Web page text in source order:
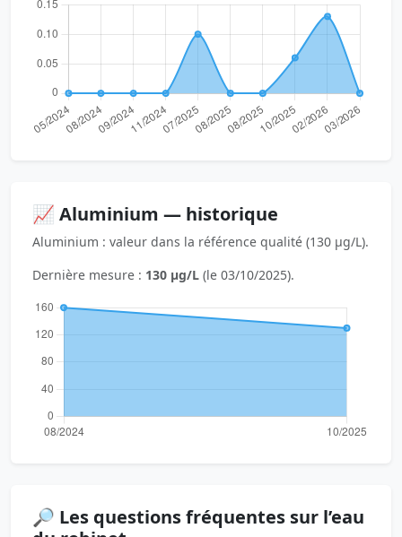
📈 Aluminium — historique
Aluminium : valeur dans la référence qualité (130 µg/L).
Dernière mesure : 130 µg/L (le 03/10/2025).
🔎 Les questions fréquentes sur l’eau